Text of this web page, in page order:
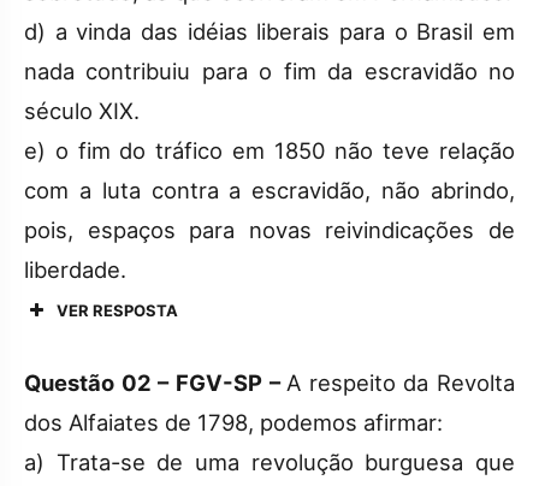
d) a vinda das idéias liberais para o Brasil em
nada contribuiu para o fim da escravidão no
século XIX.
e) o fim do tráfico em 1850 não teve relação
com a luta contra a escravidão, não abrindo,
pois, espaços para novas reivindicações de
liberdade.
VER RESPOSTA
Questão 02 – FGV-SP – A respeito da Revolta
dos Alfaiates de 1798, podemos afirmar:
a) Trata-se de uma revolução burguesa que